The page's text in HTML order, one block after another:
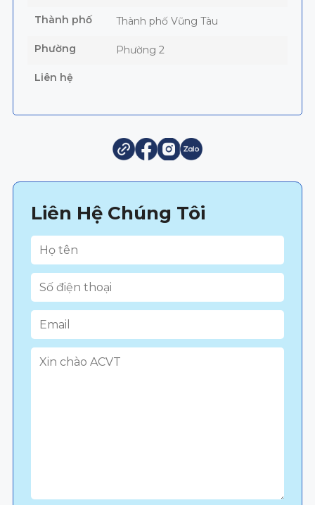
Thành phố Thành phố Vũng Tàu
Phường Phường 2
Liên hệ
Liên Hệ Chúng Tôi